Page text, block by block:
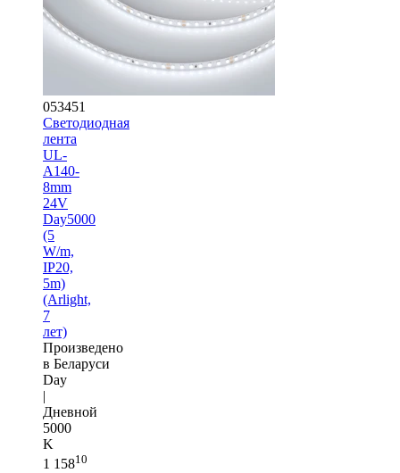
053451
Светодиодная
лента
UL-
A140-
8mm
24V
Day5000
(5
W/m,
IP20,
5m)
(Arlight,
7
лет)
Произведено
в Беларуси
Day
|
Дневной
5000
K
1 15810